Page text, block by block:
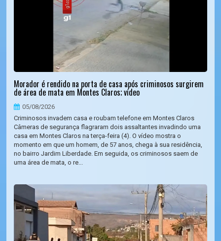
Morador é rendido na porta de casa após criminosos surgirem
de área de mata em Montes Claros; vídeo
05/08/2026
Criminosos invadem casa e roubam telefone em Montes Claros
Câmeras de segurança flagraram dois assaltantes invadindo uma
casa em Montes Claros na terça-feira (4). O vídeo mostra o
momento em que um homem, de 57 anos, chega à sua residência,
no bairro Jardim Liberdade. Em seguida, os criminosos saem de
uma área de mata, o re...